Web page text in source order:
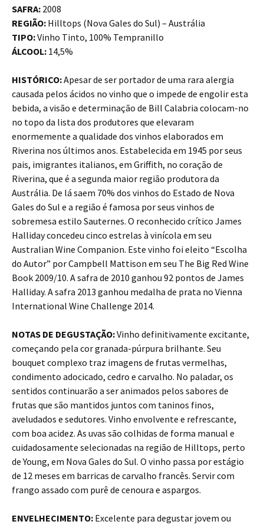
SAFRA: 2008
REGIÃO: Hilltops (Nova Gales do Sul) – Austrália
TIPO:Vinho Tinto, 100% Tempranillo
ÁLCOOL: 14,5%
HISTÓRICO:Apesar de ser portador de uma rara alergia
causada pelos ácidos no vinho que o impede de engolir esta
bebida, a visão e determinação de Bill Calabria colocam-no
no topo da lista dos produtores que elevaram
enormemente a qualidade dos vinhos elaborados em
Riverina nos últimos anos. Estabelecida em 1945 por seus
pais, imigrantes italianos, em Griffith, no coração de
Riverina, que é a segunda maior região produtora da
Austrália. De lá saem 70% dos vinhos do Estado de Nova
Gales do Sul e a região é famosa por seus vinhos de
sobremesa estilo Sauternes. O reconhecido crítico James
Halliday concedeu cinco estrelas à vinícola em seu
Australian Wine Companion. Este vinho foi eleito “Escolha
do Autor” por Campbell Mattison em seu The Big Red Wine
Book 2009/10. A safra de 2010 ganhou 92 pontos de James
Halliday. A safra 2013 ganhou medalha de prata no Vienna
International Wine Challenge 2014.
NOTAS DE DEGUSTAÇÃO:Vinho definitivamente excitante,
começando pela cor granada-púrpura brilhante. Seu
bouquet complexo traz imagens de frutas vermelhas,
condimento adocicado, cedro e carvalho. No paladar, os
sentidos continuarão a ser animados pelos sabores de
frutas que são mantidos juntos com taninos finos,
aveludados e sedutores. Vinho envolvente e refrescante,
com boa acidez. As uvas são colhidas de forma manual e
cuidadosamente selecionadas na região de Hilltops, perto
de Young, em Nova Gales do Sul. O vinho passa por estágio
de 12 meses em barricas de carvalho francês. Servir com
frango assado com purê de cenoura e aspargos.
ENVELHECIMENTO: Excelente para degustar jovem ou